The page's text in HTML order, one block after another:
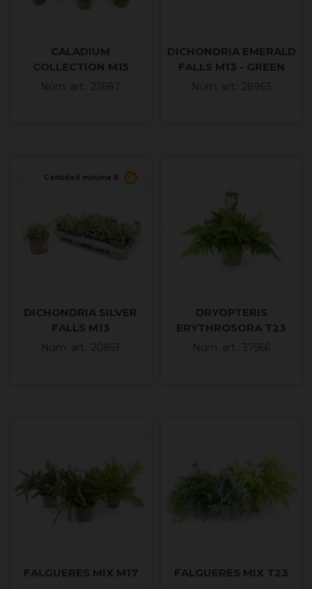
CALADIUM
COLLECTION M15
Núm. art.: 23687
DICHONDRIA EMERALD
FALLS M13 - GREEN
Núm. art.: 28963
Cantidad mínima 8
DICHONDRIA SILVER
FALLS M13
Núm. art.: 20851
DRYOPTERIS
ERYTHROSORA T23
Núm. art.: 37566
FALGUERES MIX M17 FALGUERES MIX T23